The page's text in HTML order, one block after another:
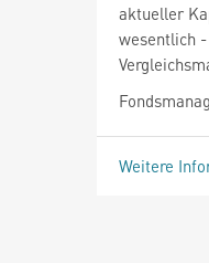
aktueller
wesentlich
Weitere